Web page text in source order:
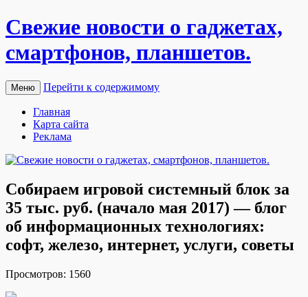
Свежие новости о гаджетах,
смартфонов, планшетов.
Меню Перейти к содержимому
Главная
Карта сайта
Реклама
Собираем игровой системный блок за
35 тыс. руб. (начало мая 2017) — блог
об информационных технологиях:
софт, железо, интернет, услуги, советы
Прoсмoтрoв: 1560